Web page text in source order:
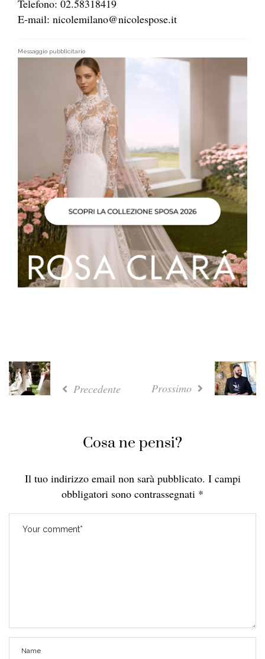
Telefono: 02.58318419
E-mail: nicolemilano@nicolespose.it
Messaggio pubblicitario
Precedente Prossimo
Cosa ne pensi?
Il tuo indirizzo email non sarà pubblicato. I campi
obbligatori sono contrassegnati *